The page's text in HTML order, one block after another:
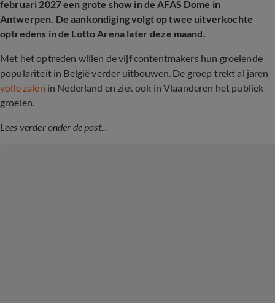
februari 2027 een grote show in de AFAS Dome in
Antwerpen. De aankondiging volgt op twee uitverkochte
optredens in de Lotto Arena later deze maand.
Met het optreden willen de vijf contentmakers hun groeiende
populariteit in België verder uitbouwen. De groep trekt al jaren
volle zalen in Nederland en ziet ook in Vlaanderen het publiek
groeien.
Lees verder onder de post...